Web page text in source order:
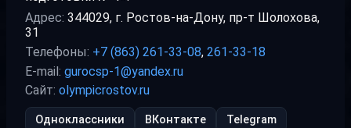
Адрес: 344029, г. Ростов-на-Дону, пр-т Шолохова,
31
Телефоны: +7 (863) 261-33-08, 261-33-18
E-mail: gurocsp-1@yandex.ru
Сайт: olympicrostov.ru
Одноклассники ВКонтакте Telegram